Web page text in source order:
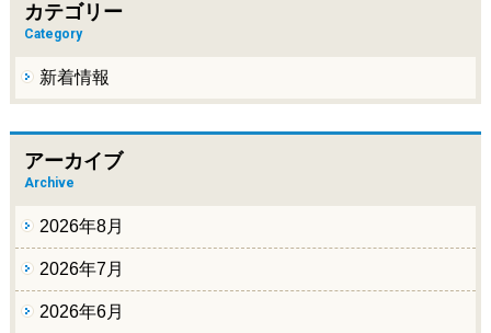
カテゴリー
Category
新着情報
アーカイブ
Archive
2026年8月
2026年7月
2026年6月